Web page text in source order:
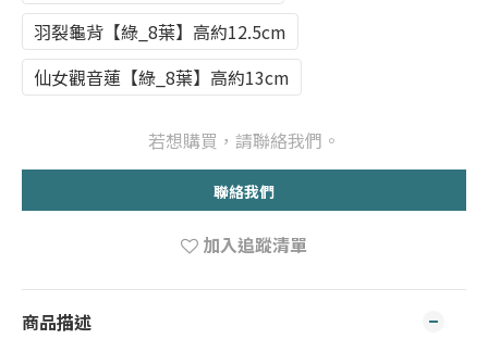
羽裂龜背【綠_8葉】高約12.5cm
仙女觀音蓮【綠_8葉】高約13cm
若想購買，請聯絡我們。
聯絡我們
加入追蹤清單
商品描述